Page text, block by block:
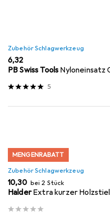
Zubehör Schlagwerkzeug
EUR
6,32
PB Swiss Tools Nyloneinsatz
5
MENGENRABATT
Zubehör Schlagwerkzeug
EUR
10,30 bei 2 Stück
Halder Extra kurzer